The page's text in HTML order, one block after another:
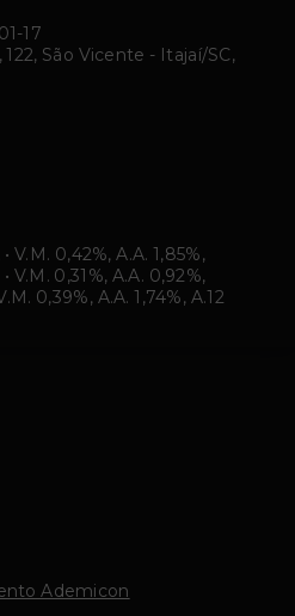
Ademicon
17
São Vicente - Itajaí/SC,
• V.M. 0,42%, A.A. 1,85%,
• V.M. 0,31%, A.A. 0,92%,
0,39%, A.A. 1,74%, A.12